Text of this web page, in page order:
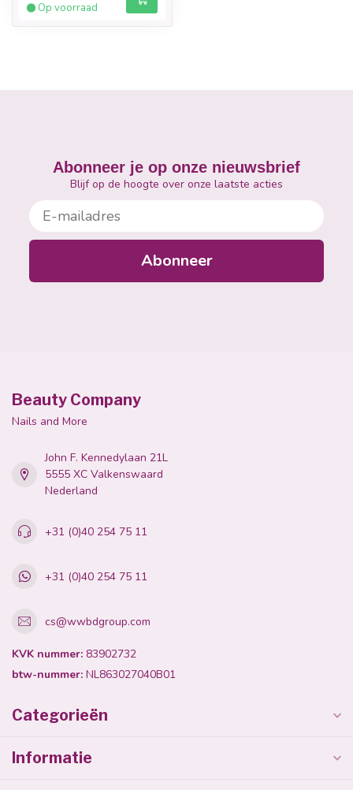
Op voorraad
Abonneer je op onze nieuwsbrief
Blijf op de hoogte over onze laatste acties
E-mailadres
Abonneer
Beauty Company
Nails and More
John F. Kennedylaan 21L
5555 XC Valkenswaard
Nederland
+31 (0)40 254 75 11
+31 (0)40 254 75 11
cs@wwbdgroup.com
KVK nummer: 83902732
btw-nummer: NL863027040B01
Categorieën
Informatie